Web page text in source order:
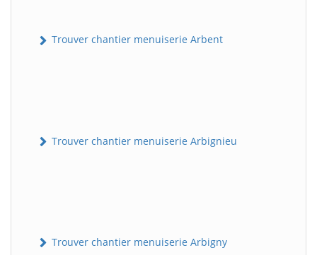
Trouver chantier menuiserie Arbent
Trouver chantier menuiserie Arbignieu
Trouver chantier menuiserie Arbigny